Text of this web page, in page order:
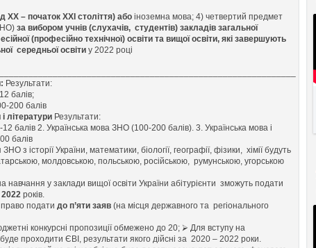
ХХ – початок ХХІ століття) або іноземна мова; 4) четвертий предмет
за вибором учнів (слухачів, студентів) закладів загальної
(професійно технічної) освіти та вищої освіти, які завершують
середньої освіти у 2022 році
Результати:
балів;
200 балів
літератури Результати:
балів 2. Українська мова ЗНО (100-200 балів). 3. Українська мова і
балів
з історії України, математики, біології, географії, фізики, хіміїбудуть
молдовською, польською, російською, румунською, угорською
навчання у заклади вищої освіти України абітурієнти зможуть подати
років.
право подати до п’яти заяв (на місця державного та регіонального
конкурсні пропозиціїобмежено до 20; ⮚ Для вступу на
проходити ЄВІ, результати якого дійсні за 2020 – 2022 роки.